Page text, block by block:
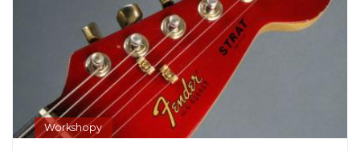
Workshopy